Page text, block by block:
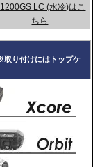
LC (水冷)はこ
ちら
取り付けにはトップケ